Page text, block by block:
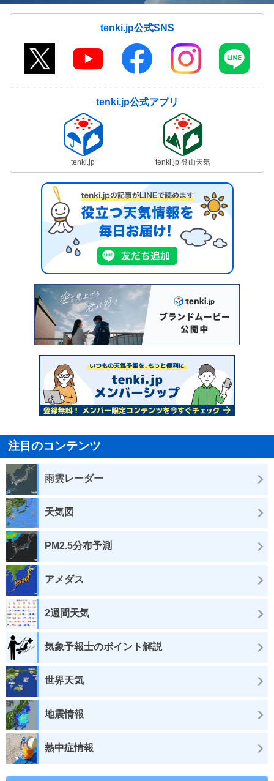
tenki.jp公式SNS
tenki.jp公式アプリ
tenki.jp tenki.jp 登山天気
注目のコンテンツ
雨雲レーダー
天気図
PM2.5分布予測
アメダス
2週間天気
気象予報士のポイント解説
世界天気
地震情報
熱中症情報